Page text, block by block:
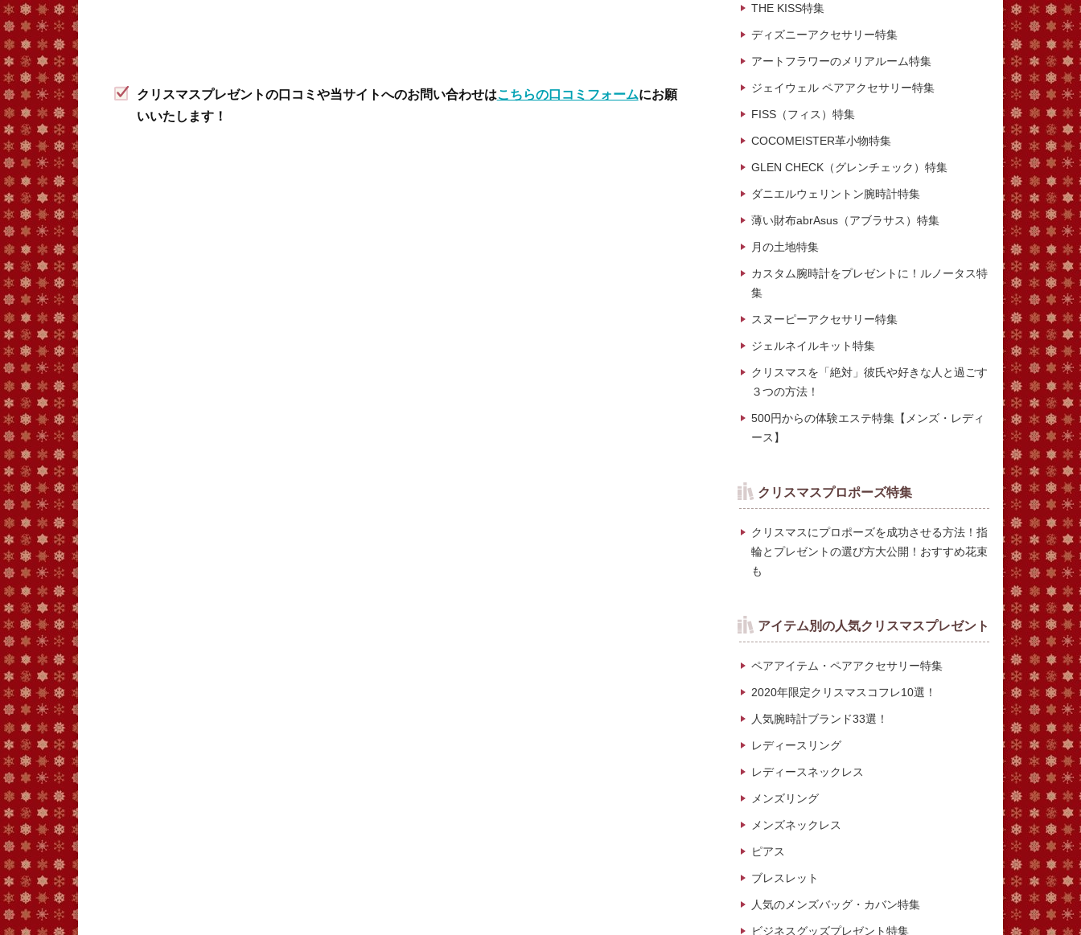
クリスマスプレゼントの口コミや当サイトへのお問い合わせはこちらの口コミフォームにお願
いいたします！
THE KISS特集
ディズニーアクセサリー特集
アートフラワーのメリアルーム特集
ジェイウェル ペアアクセサリー特集
FISS（フィス）特集
COCOMEISTER革小物特集
GLEN CHECK（グレンチェック）特集
ダニエルウェリントン腕時計特集
薄い財布abrAsus（アブラサス）特集
月の土地特集
カスタム腕時計をプレゼントに！ルノータス特
集
スヌーピーアクセサリー特集
ジェルネイルキット特集
クリスマスを「絶対」彼氏や好きな人と過ごす
３つの方法！
500円からの体験エステ特集【メンズ・レディ
ース】
クリスマスプロポーズ特集
クリスマスにプロポーズを成功させる方法！指
輪とプレゼントの選び方大公開！おすすめ花束
も
アイテム別の人気クリスマスプレゼント
ペアアイテム・ペアアクセサリー特集
2020年限定クリスマスコフレ10選！
人気腕時計ブランド33選！
レディースリング
レディースネックレス
メンズリング
メンズネックレス
ピアス
ブレスレット
人気のメンズバッグ・カバン特集
ビジネスグッズプレゼント特集